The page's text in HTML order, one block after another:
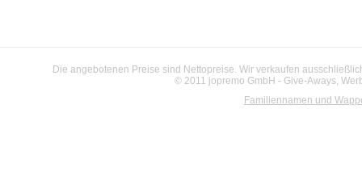
Die angebotenen Preise sind Nettopreise. Wir verkaufen
© 2011 jopremo GmbH - Give-Aways,
Familiennamen und